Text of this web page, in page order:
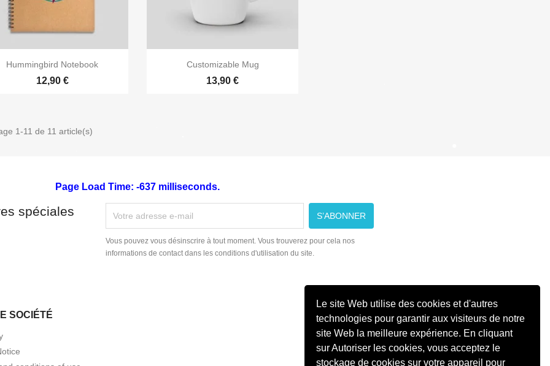
Le site Web utilise des cookies et d'autres
technologies pour garantir aux visiteurs de notre
site Web la meilleure expérience. En cliquant
sur Autoriser les cookies, vous acceptez le
stockage de cookies sur votre appareil pour
Aperçu rapide
Hummingbird Notebook
12,90 €
Aperçu rapide
Customizable Mug
13,90 €
1-11 de 11 article(s)
Page Load Time: -637 milliseconds.
spéciales
Vous pouvez vous désinscrire à tout moment. Vous trouverez pour cela nos
informations de contact dans les conditions d'utilisation du site.
SOCIÉTÉ